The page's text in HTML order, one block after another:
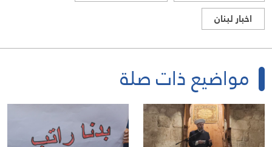
اخبار لبنان
مواضيع ذات صلة